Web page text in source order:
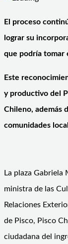
El proceso
lograr su
que podría tomar
Este
y productivo del
Chileno, además
comunidades
La plaza Gabriela
ministra de las
Relaciones
de Pisco, Pisco
ciudadana del